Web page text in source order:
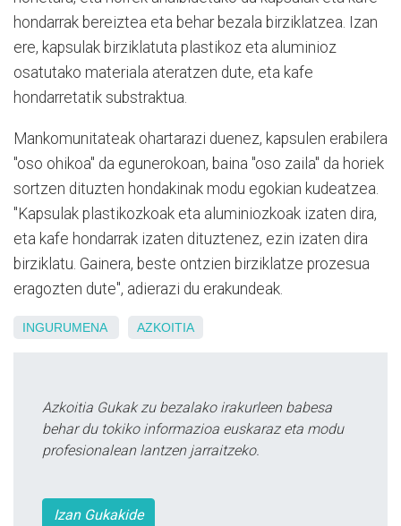
hondarrak bereiztea eta behar bezala birziklatzea. Izan
ere, kapsulak birziklatuta plastikoz eta aluminioz
osatutako materiala ateratzen dute, eta kafe
hondarretatik substraktua.
Mankomunitateak ohartarazi duenez, kapsulen erabilera
"oso ohikoa" da egunerokoan, baina "oso zaila" da horiek
sortzen dituzten hondakinak modu egokian kudeatzea.
"Kapsulak plastikozkoak eta aluminiozkoak izaten dira,
eta kafe hondarrak izaten dituztenez, ezin izaten dira
birziklatu. Gainera, beste ontzien birziklatze prozesua
eragozten dute", adierazi du erakundeak.
INGURUMENA AZKOITIA
Azkoitia Gukak zu bezalako irakurleen babesa
behar du tokiko informazioa euskaraz eta modu
profesionalean lantzen jarraitzeko.
Izan Gukakide